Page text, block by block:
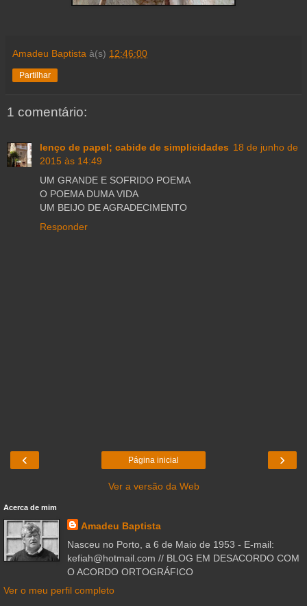
Amadeu Baptista à(s) 12:46:00
Partilhar
1 comentário:
lenço de papel; cabide de simplicidades 18 de junho de
2015 às 14:49
UM GRANDE E SOFRIDO POEMA
O POEMA DUMA VIDA
UM BEIJO DE AGRADECIMENTO
Responder
‹ ›
Página inicial
Ver a versão da Web
Acerca de mim
Amadeu Baptista
Nasceu no Porto, a 6 de Maio de 1953 - E-mail:
kefiah@hotmail.com // BLOG EM DESACORDO COM
O ACORDO ORTOGRÁFICO
Ver o meu perfil completo